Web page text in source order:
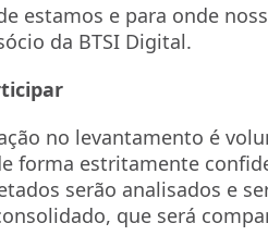
estamos e para onde
da BTSI Digital.
no levantamento é
forma estritamente
serão analisados e
que será